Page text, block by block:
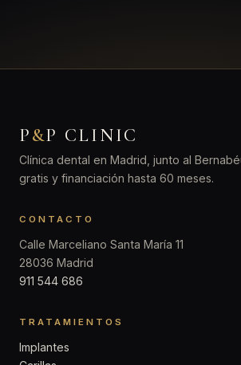
P&P CLINIC
Clínica dental en Madrid, junto al
gratis y financiación hasta 60 meses.
CONTACTO
Calle Marceliano Santa María 11
28036 Madrid
911 544 686
TRATAMIENTOS
Implantes